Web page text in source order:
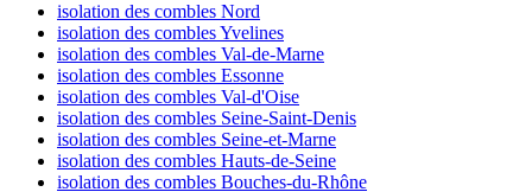
isolation des combles Nord
isolation des combles Yvelines
isolation des combles Val-de-Marne
isolation des combles Essonne
isolation des combles Val-d'Oise
isolation des combles Seine-Saint-Denis
isolation des combles Seine-et-Marne
isolation des combles Hauts-de-Seine
isolation des combles Bouches-du-Rhône